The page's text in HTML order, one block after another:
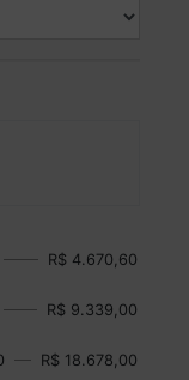
R$ 4.670,60
R$ 9.339,00
R$ 18.678,00